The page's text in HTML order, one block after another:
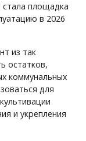
площадка
в 2026
из так
остатков,
коммунальных
для
и укрепления